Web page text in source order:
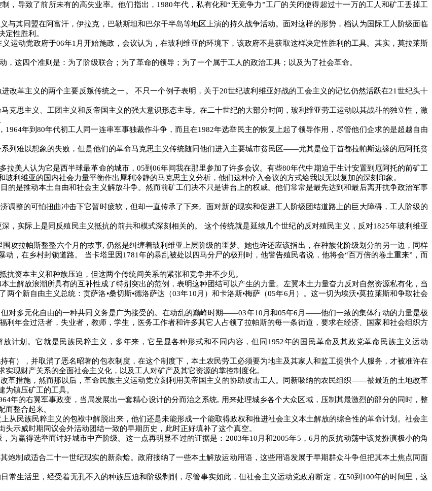
，导致了前所未有的高失业率。他们指出， 1980年代，私有化和“无竞争力”工厂的关闭使得超过十一万的工人和矿工丢掉工
与其同盟在阿富汗，伊拉克，巴勒斯坦和巴尔干半岛等地区上演的持久战争活动。面对这样的形势，档认为国际工人阶级面临
定性胜利。
义运动党政府于06年1 月开始施政，会议认为，在玻利维亚的环境下，该政府不是获取这样决定性胜利的工具。其实，莫拉莱斯
这四个准则是：为了阶级联合；为了革命的领导；为了一个属于工人的政治工具；以及为了社会革命。
改革主义的两个主要反叛传统之一。 不只一个例子表明，关于20世纪玻利维亚好战的工会主义的记忆仍然活跃在21 世纪头十
克思主义、工团主义和反帝国主义的强大意识形态主导。在二十世纪的大部分时间，玻利维亚劳工运动以其战斗的独立性，激
1964年到80年代初工人同一连串军事独裁作斗争，而且在1982年选举民主的恢复上起了领导作用，尽管他们企求的是超越自由
列难以想象的失败，但是他们的革命马克思主义传统随同他们进入主要城市贫民区――尤其是位于首都拉帕斯边缘的厄阿托贫
拉美人认为它是西半球最革命的城市， 05到 06年间我在那里参加了许多会议。有些80年代中期迫于生计安置到厄阿托的前矿工
利维亚的国内社会力量平衡作出犀利冷静的马克思主义分析，他们这种介入会议的方式给我以无以复加的深刻印象。
的是推动本土自由和社会主义解放斗争。然而前矿工们决不只是讲台上的权威。他们常常是最先达到和最后离开抗争政治军事
调整的可怕扭曲冲击下它暂时疲软，但却一直传承了下来。面对新的现实和促进工人阶级团结道路上的巨大障碍，工人阶级的
，实际上是同反殖民主义抵抗的前共和模式深刻相关的。
这个传统就是延续几个世纪的反对殖民主义，反对1825年玻利维亚
围攻拉帕斯整整六个月的故事,仍然是纠缠着玻利维亚上层阶级的噩梦。她也许还应该指出，在种族化阶级划分的另一边，同样
动，在乡村封锁道路。
当卡塔里因 1781年的暴乱被处以四马分尸的极刑时，他警告殖民者说，他将会“百万倍的卷土重来”，而
资本主义和种族压迫，但这两个传统间关系的紧张和竞争并不少见。
土解放浪潮所具有的互补性成了特别突出的范例，表明这种团结可以产生的力量。左翼本土力量奋力反对自然资源私有化，当
个新自由主义总统：贡萨洛•桑切斯•德洛萨达（03年10 月）和卡洛斯•梅萨（05年6 月）。这一切为埃沃•莫拉莱斯和争取社会
对多元化自由的一种共同义务是广为接受的。在动乱的巅峰时期――03年10 月和05年6 月 ――他们一致的集体行动的力量是极
年金过活者，失业者，教师，学生，医务工作者和许多其它人占领了拉帕斯的每一条街道，要求在经济、国家和社会组织方
计划。它就是民族民粹主义，多年来，它呈显各种形式和不同内容，但同 1952年的国民革命及其政党革命民族主义运动
有），并取消了恶名昭著的包衣制度，在这个制度下，本土农民劳工必须要为地主及其家人和监工提供个人服务，才被准许在
现财产关系的全面社会主义化，以及工人对矿产及其它资源的掌控制度化。
革措施，然而那以后，革命民族主义运动党立刻利用美帝国主义的协助攻击工人。同新吸纳的农民组织――被最近的土地改革
镇压矿工的工具。
年的右翼军事政变，当局发展出一套精心设计的分而治之系统, 用来处理城乡各个大众区域，压制其最激烈的部分的同时，整
整合起来。
从民族民粹主义的包袱中解脱出来，他们还是未能形成一个能取得政权和推进社会主义本土解放的综合性的革命计划。社会主
示威时期同议会外活动团结一致的早期历史，此时正好填补了这个真空。
为赢得选举而讨好城市中产阶级。这一点再明显不过的证据是： 2003年10 月和2005年5 ， 6 月的反抗动荡中该党扮演极小的角
炮制成适合二十一世纪现实的新杂烩。政府接纳了一些本土解放运动用语，这些用语发展于早期群众斗争但把其本土焦点同面
常生活里，经受着无孔不入的种族压迫和阶级剥削，尽管事实如此，但社会主义运动党政府断定，在50到 100年的时间里，这